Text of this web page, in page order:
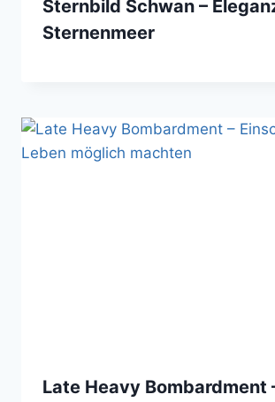
Sternbild Schwan –
Sternenmeer
Late Heavy Bombardment